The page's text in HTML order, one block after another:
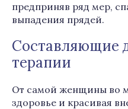
предприняв ряд мер,
выпадения прядей.
Составляющие
терапии
От самой женщины во
здоровье и красивая